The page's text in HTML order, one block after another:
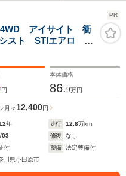
PR
4WD アイサイト 衝
シスト STIエアロ 社
ワーシート レザー
ルーズコントロー
円
本体価格
86.9万円
月々12,400円
年 走行 12.8万km
03 修復
なし
付 整備
法定整備付
川県小田原市